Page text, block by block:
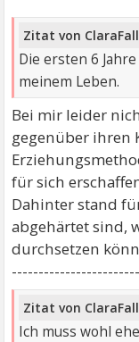
Zitat von
Die ersten 6
meinem Leben.
Bei mir leider
gegenüber ihren
für sich
Dahinter stand
abgehärtet sind,
durchsetzen
Zitat von
Ich muss wohl